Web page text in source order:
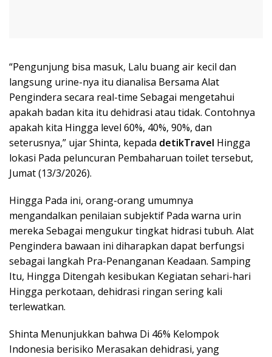
“Pengunjung bisa masuk, Lalu buang air kecil dan
langsung urine-nya itu dianalisa Bersama Alat
Pengindera secara real-time Sebagai mengetahui
apakah badan kita itu dehidrasi atau tidak. Contohnya
apakah kita Hingga level 60%, 40%, 90%, dan
seterusnya,” ujar Shinta, kepada detikTravel Hingga
lokasi Pada peluncuran Pembaharuan toilet tersebut,
Jumat (13/3/2026).
Hingga Pada ini, orang-orang umumnya
mengandalkan penilaian subjektif Pada warna urin
mereka Sebagai mengukur tingkat hidrasi tubuh. Alat
Pengindera bawaan ini diharapkan dapat berfungsi
sebagai langkah Pra-Penanganan Keadaan. Samping
Itu, Hingga Ditengah kesibukan Kegiatan sehari-hari
Hingga perkotaan, dehidrasi ringan sering kali
terlewatkan.
Shinta Menunjukkan bahwa Di 46% Kelompok
Indonesia berisiko Merasakan dehidrasi, yang